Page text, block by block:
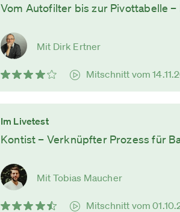
Vom Autofilter bis zur Pivottabelle
Mit Dirk Ertner
Mitschnitt vom
Im Livetest
Kontist – Verknüpfter Prozess für
Mit Tobias Maucher
Mitschnitt vom